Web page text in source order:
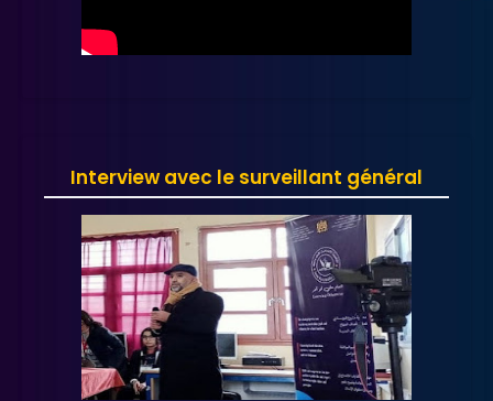
Interview avec le surveillant général